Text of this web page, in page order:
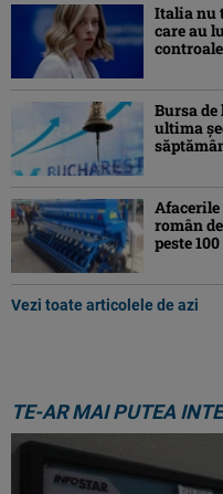
Italia nu
care au
Bursa
ultima
român
peste
Vezi toate articolele de azi
TE-AR MAI PUTEA